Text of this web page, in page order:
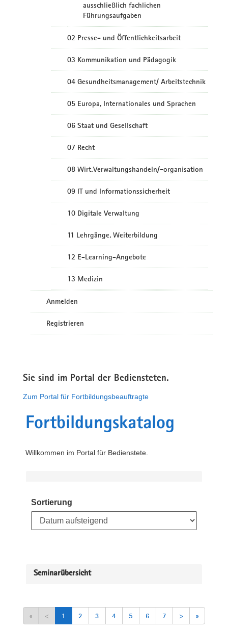
ausschließlich fachlichen
Führungsaufgaben
02 Presse- und Öffentlichkeitsarbeit
03 Kommunikation und Pädagogik
04 Gesundheitsmanagement/ Arbeitstechnik
05 Europa, Internationales und Sprachen
06 Staat und Gesellschaft
07 Recht
08 Wirt.Verwaltungshandeln/-organisation
09 IT und Informationssicherheit
10 Digitale Verwaltung
11 Lehrgänge, Weiterbildung
12 E-Learning-Angebote
13 Medizin
Anmelden
Registrieren
Sie sind im Portal der Bediensteten.
Zum Portal für Fortbildungsbeauftragte
Fortbildungskatalog
Willkommen im Portal für Bedienstete.
Sortierung
Seminarübersicht
« < 1 2 3 4 5 6 7 > »